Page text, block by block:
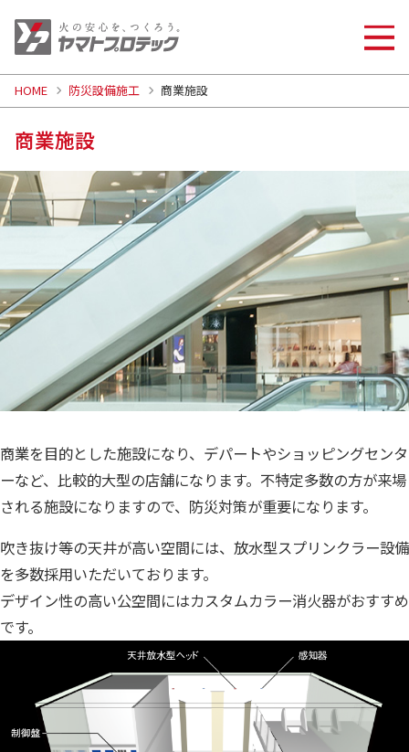
商業施設
HOME 防災設備施工 商業施設
商業を目的とした施設になり、デパートやショッピングセンタ
ーなど、比較的大型の店舗になります。不特定多数の方が来場
される施設になりますので、防災対策が重要になります。
吹き抜け等の天井が高い空間には、放水型スプリンクラー設備
を多数採用いただいております。
デザイン性の高い公空間にはカスタムカラー消火器がおすすめ
です。